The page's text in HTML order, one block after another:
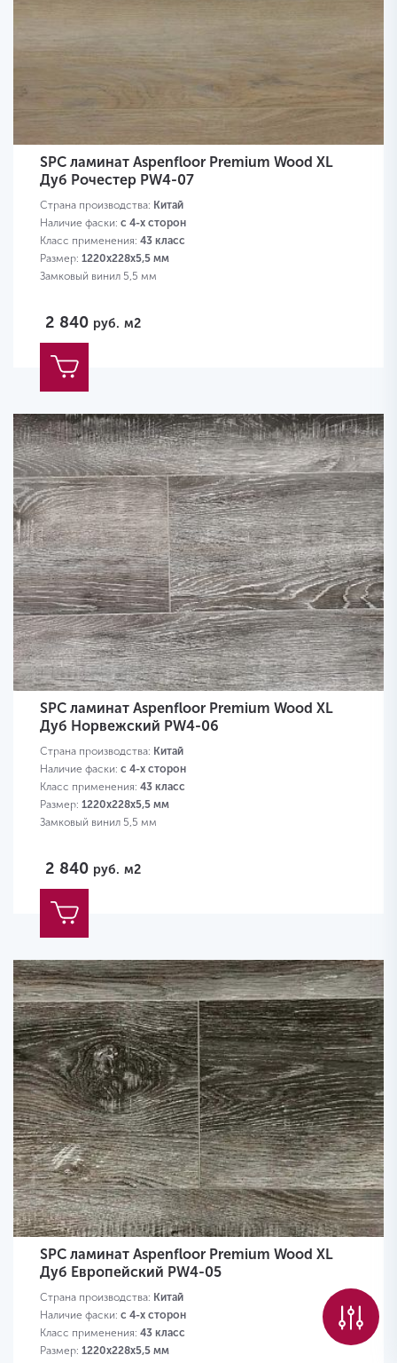
SPC ламинат Aspenfloor Premium Wood XL
Дуб Рочестер PW4-07
Страна производства: Китай
Наличие фаски: с 4-х сторон
Класс применения: 43 класс
Размер: 1220х228х5,5 мм
Замковый винил 5,5 мм
2 840 руб. м2
SPC ламинат Aspenfloor Premium Wood XL
Дуб Норвежский PW4-06
Страна производства: Китай
Наличие фаски: с 4-х сторон
Класс применения: 43 класс
Размер: 1220х228х5,5 мм
Замковый винил 5,5 мм
2 840 руб. м2
SPC ламинат Aspenfloor Premium Wood XL
Дуб Европейский PW4-05
Страна производства: Китай
Наличие фаски: с 4-х сторон
Класс применения: 43 класс
Размер: 1220х228х5,5 мм